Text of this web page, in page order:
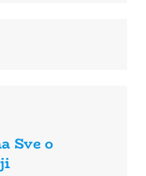
Sve o